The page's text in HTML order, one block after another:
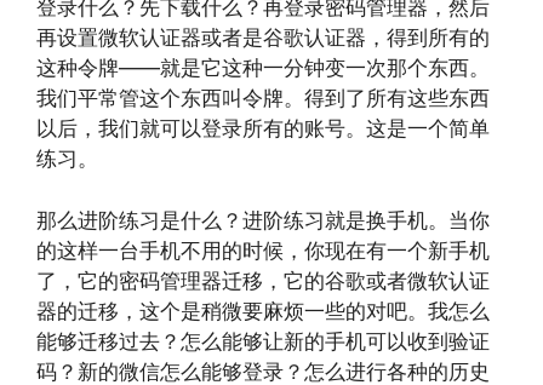
登录什么？先下载什么？再登录密码管理器，然后
再设置微软认证器或者是谷歌认证器，得到所有的
这种令牌——就是它这种一分钟变一次那个东西。
我们平常管这个东西叫令牌。得到了所有这些东西
以后，我们就可以登录所有的账号。这是一个简单
练习。
那么进阶练习是什么？进阶练习就是换手机。当你
的这样一台手机不用的时候，你现在有一个新手机
了，它的密码管理器迁移，它的谷歌或者微软认证
器的迁移，这个是稍微要麻烦一些的对吧。我怎么
能够迁移过去？怎么能够让新的手机可以收到验证
码？新的微信怎么能够登录？怎么进行各种的历史